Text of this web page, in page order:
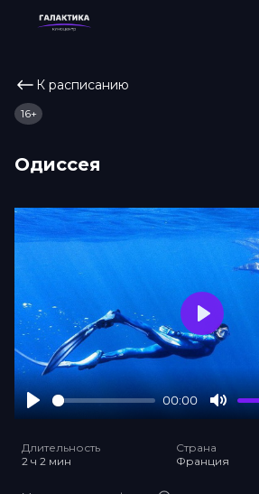
К расписанию
Одиссея
16+
Play
00:00
Mute
Play
Длительность
2 ч 2 мин
Страна
Франция